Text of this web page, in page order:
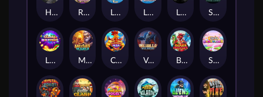
Hand of Anubis Rise of Fortuna LE FOOTBALL FAN LE HOOLIGAN Life and Death Shadow Treasure
Lucky Multifruit Merlin's Mania Chicken Man Valhalla: Wild Winter Blaze Buddies Sticky Candyland